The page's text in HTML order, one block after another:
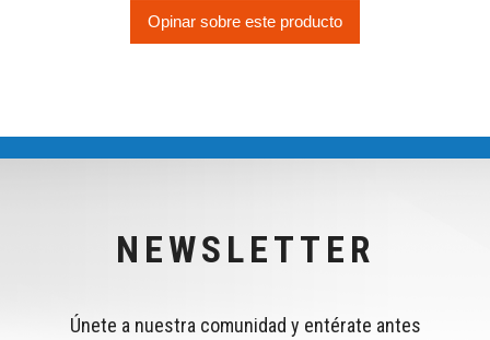
Opinar sobre este producto
NEWSLETTER
Únete a nuestra comunidad y entérate antes